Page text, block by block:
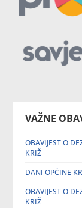
VAŽNE
OBAVIJEST O
KRIŽ
DANI OPĆINE
OBAVIJEST O
KRIŽ